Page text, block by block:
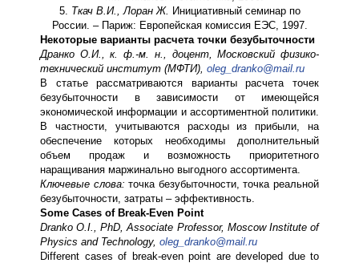
5. Ткач В.И., Лоран Ж. Инициативный семинар по
России. – Париж: Европейская комиссия ЕЭС, 1997.
Некоторые варианты расчета точки безубыточности
Дранко О.И., к. ф.-м. н., доцент, Московский физико-
технический институт (МФТИ), oleg_dranko@mail.ru
В статье рассматриваются варианты расчета точек
безубыточности в зависимости от имеющейся
экономической информации и ассортиментной политики.
В частности, учитываются расходы из прибыли, на
обеспечение которых необходимы дополнительный
объем продаж и возможность приоритетного
наращивания маржинально выгодного ассортимента.
Ключевые слова: точка безубыточности, точка реальной
безубыточности, затраты – эффективность.
Some Cases of Break-Even Point
Dranko O.I., PhD, Associate Professor, Moscow Institute of
Physics and Technology, oleg_dranko@mail.ru
Different cases of break-even point are developed due to